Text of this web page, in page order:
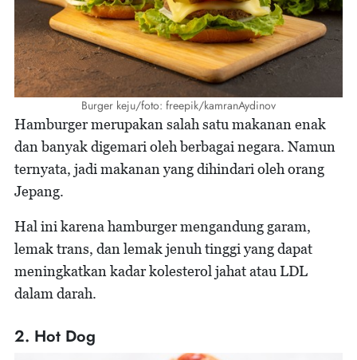
Burger keju/foto: freepik/kamranAydinov
Hamburger merupakan salah satu makanan enak
dan banyak digemari oleh berbagai negara. Namun
ternyata, jadi makanan yang dihindari oleh orang
Jepang.
Hal ini karena hamburger mengandung garam,
lemak trans, dan lemak jenuh tinggi yang dapat
meningkatkan kadar kolesterol jahat atau LDL
dalam darah.
2. Hot Dog